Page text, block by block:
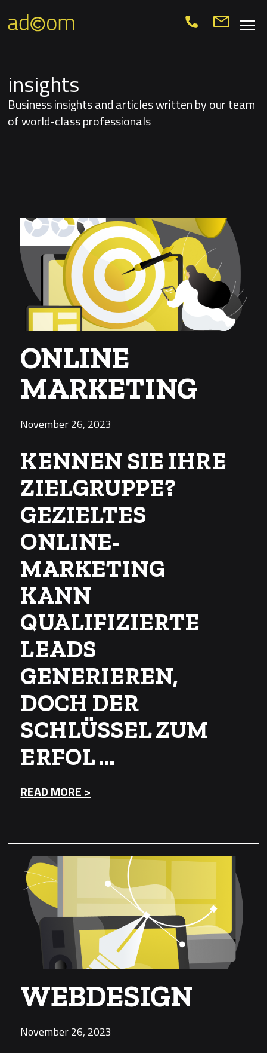
insights
Business insights and articles written by our team
of world-class professionals
ONLINE
MARKETING
November 26, 2023
KENNEN SIE IHRE
ZIELGRUPPE?
GEZIELTES
ONLINE-
MARKETING
KANN
QUALIFIZIERTE
LEADS
GENERIEREN,
DOCH DER
SCHLÜSSEL ZUM
ERFOL …
READ MORE >
WEBDESIGN
November 26, 2023